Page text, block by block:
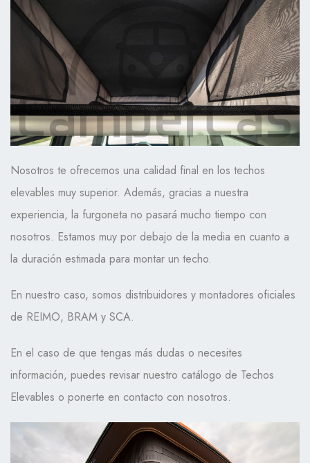
Nosotros te ofrecemos una calidad final en los techos
elevables muy superior. Además, gracias a nuestra
experiencia, la furgoneta no pasará mucho tiempo con
nosotros. Estamos muy por debajo de la media en cuanto a
la duración estimada para montar un techo.
En nuestro caso, somos distribuidores y montadores oficiales
de REIMO, BRAM y SCA.
En el caso de que tengas más dudas o necesites
información, puedes revisar nuestro catálogo de Techos
Elevables o ponerte en contacto con nosotros.